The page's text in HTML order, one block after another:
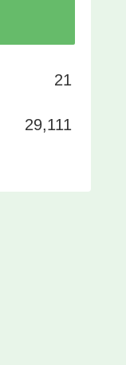
21
29,111